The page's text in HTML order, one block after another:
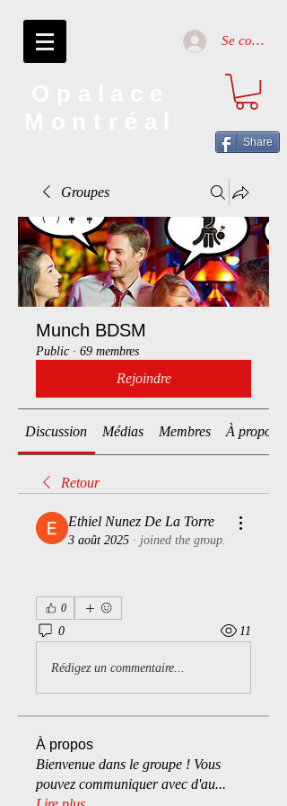
Se connecter
Share
Groupes
Munch BDSM
Public · 69 membres
Rejoindre
Discussion Médias Membres À propos
Retour
Ethiel Nunez De La Torre
3 août 2025 · joined the group.
0
0 11
Rédigez un commentaire...
À propos
Bienvenue dans le groupe ! Vous
pouvez communiquer avec d'au...